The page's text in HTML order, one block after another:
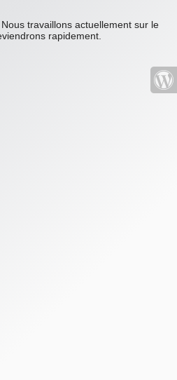
travaillons actuellement sur le
rapidement.